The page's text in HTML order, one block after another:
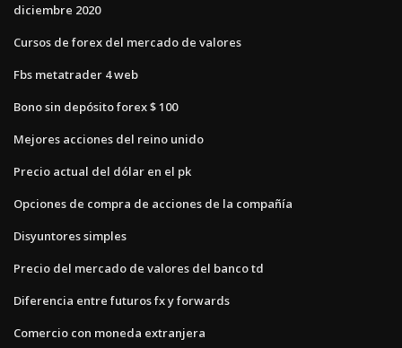
diciembre 2020
Cursos de forex del mercado de valores
Fbs metatrader 4 web
Bono sin depósito forex $ 100
Mejores acciones del reino unido
Precio actual del dólar en el pk
Opciones de compra de acciones de la compañía
Disyuntores simples
Precio del mercado de valores del banco td
Diferencia entre futuros fx y forwards
Comercio con moneda extranjera